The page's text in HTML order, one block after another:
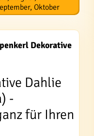
Oktober
Dekorative
Dahlie
-
für Ihren